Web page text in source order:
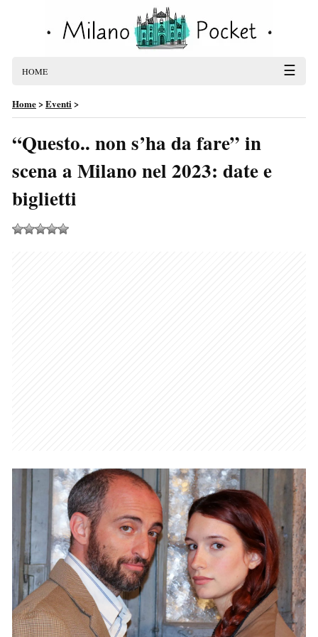
HOME ☰
Home>Eventi>
“Questo.. non s’ha da fare” in
scena a Milano nel 2023: date e
biglietti